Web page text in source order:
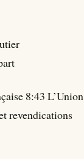
8:43 L’Union
revendications